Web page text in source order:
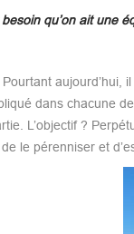
qu’on ait une
dans chacune
L’objectif ?
le pérenniser et